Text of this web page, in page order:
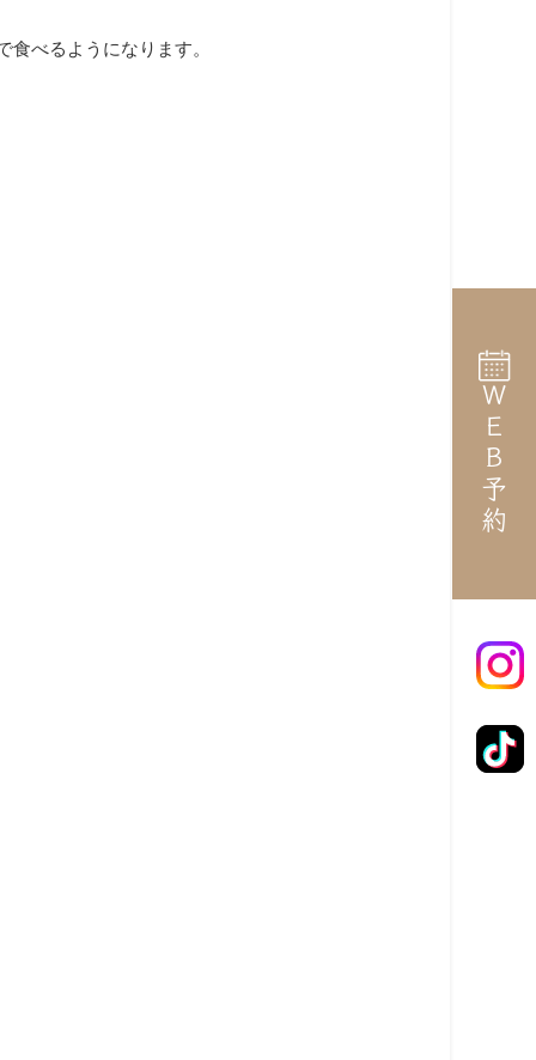
ＷＥＢ予約
べるようになります。